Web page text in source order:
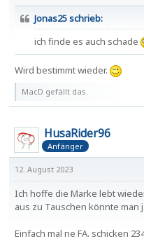
Jonas25 schrieb:
ich finde es auch schade
Wird bestimmt wieder.
MacD gefällt das.
HusaRider96
Anfänger
12. August 2023
Ich hoffe die Marke lebt
aus zu Tauschen könnte man
Einfach mal ne FA. schicken